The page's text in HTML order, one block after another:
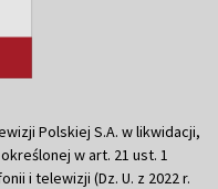
Polskiej S.A. w likwidacji,
w art. 21 ust. 1
i telewizji (Dz. U. z 2022 r.